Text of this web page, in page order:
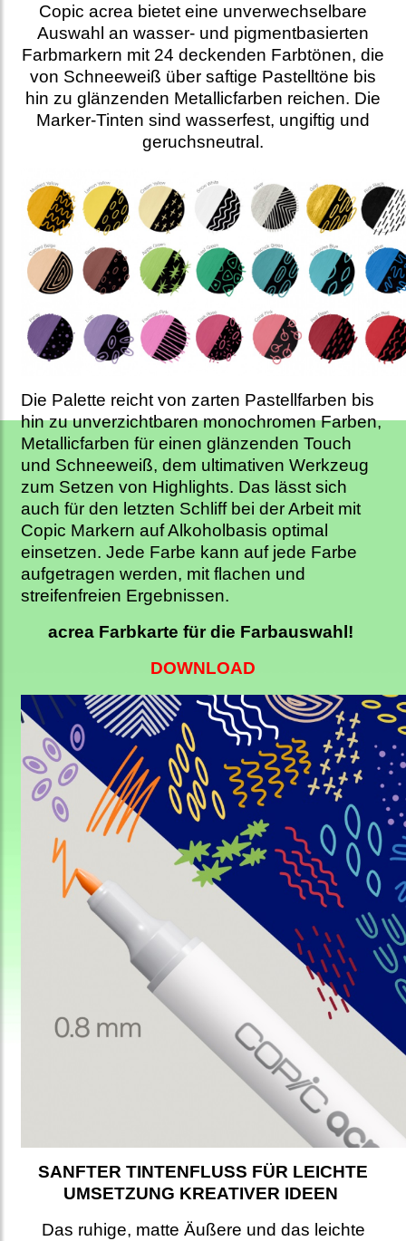
Copic acrea bietet eine unverwechselbare
Auswahl an wasser- und pigmentbasierten
Farbmarkern mit 24 deckenden Farbtönen, die
von Schneeweiß über saftige Pastelltöne bis
hin zu glänzenden Metallicfarben reichen. Die
Marker-Tinten sind wasserfest, ungiftig und
geruchsneutral.
Die Palette reicht von zarten Pastellfarben bis
hin zu unverzichtbaren monochromen Farben,
Metallicfarben für einen glänzenden Touch
und Schneeweiß, dem ultimativen Werkzeug
zum Setzen von Highlights. Das lässt sich
auch für den letzten Schliff bei der Arbeit mit
Copic Markern auf Alkoholbasis optimal
einsetzen. Jede Farbe kann auf jede Farbe
aufgetragen werden, mit flachen und
streifenfreien Ergebnissen.
acrea Farbkarte für die Farbauswahl!
DOWNLOAD
SANFTER TINTENFLUSS FÜR LEICHTE
UMSETZUNG KREATIVER IDEEN
Das ruhige, matte Äußere und das leichte